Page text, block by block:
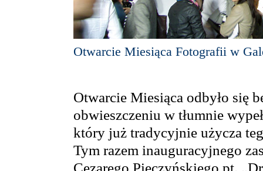
Otwarcie Miesiąca Fotografii w
Otwarcie Miesiąca odbyło się
obwieszczeniu w tłumnie
który już tradycyjnie użycza
Tym razem inauguracyjnego